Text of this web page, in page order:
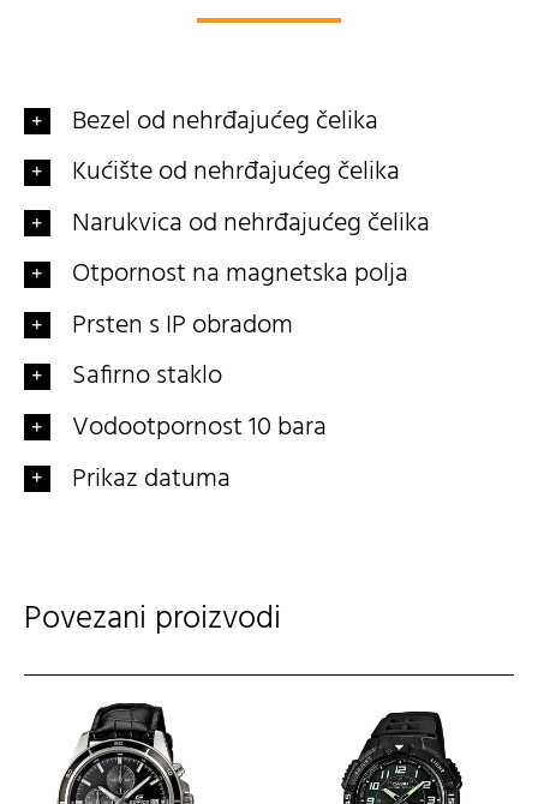
Bezel od nehrđajućeg čelika
Kućište od nehrđajućeg čelika
Narukvica od nehrđajućeg čelika
Otpornost na magnetska polja
Prsten s IP obradom
Safirno staklo
Vodootpornost 10 bara
Prikaz datuma
Povezani proizvodi